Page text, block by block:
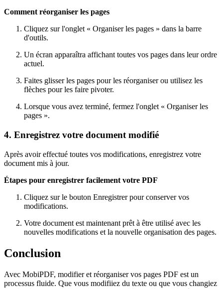
Comment réorganiser les pages
Cliquez sur l'onglet « Organiser les pages » dans la barre
d'outils.
Un écran apparaîtra affichant toutes vos pages dans leur ordre
actuel.
Faites glisser les pages pour les réorganiser ou utilisez les
flèches pour les faire pivoter.
Lorsque vous avez terminé, fermez l'onglet « Organiser les
pages ».
4. Enregistrez votre document modifié
Après avoir effectué toutes vos modifications, enregistrez votre
document mis à jour.
Étapes pour enregistrer facilement votre PDF
Cliquez sur le bouton Enregistrer pour conserver vos
modifications.
Votre document est maintenant prêt à être utilisé avec les
nouvelles modifications et la nouvelle organisation des pages.
Conclusion
Avec MobiPDF, modifier et réorganiser vos pages PDF est un
processus fluide. Que vous modifiiez du texte ou que vous changiez